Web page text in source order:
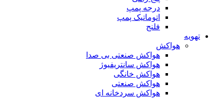
درجه پمپ
اتوماتیک پمپ
فلنج
تهویه
هواکش
هواکش صنعتی بی صدا
هواکش سانتریفیوژ
هواکش خانگی
هواکش صنعتی
هواکش سردخانه ای